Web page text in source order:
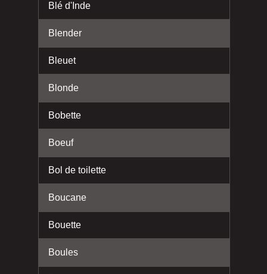
Blé d'Inde
Blender
Bleuet
Blonde
Bobette
Boeuf
Bol de toilette
Boucane
Bouette
Boules